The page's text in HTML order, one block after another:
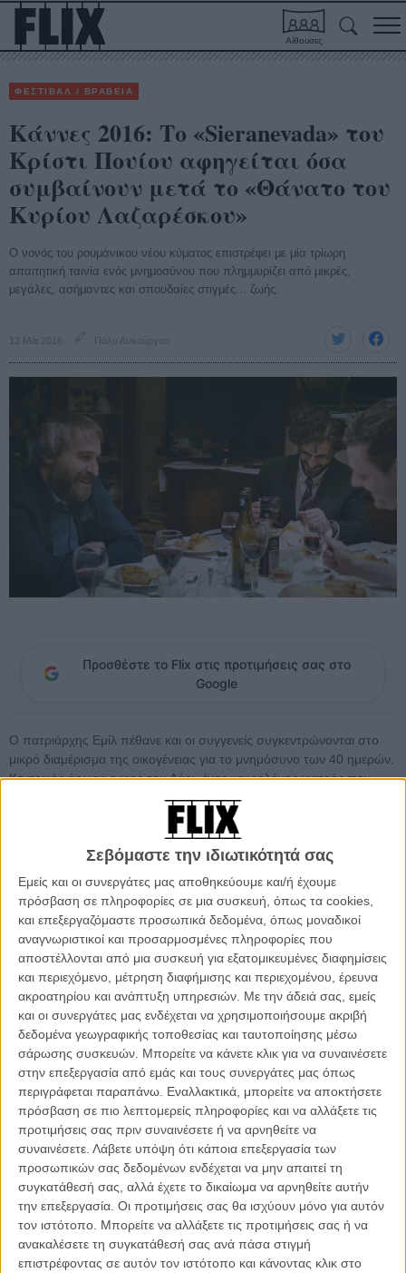
Σεβόμαστε την ιδιωτικότητά σας
Εμείς και οι συνεργάτες μας αποθηκεύουμε και/ή έχουμε
πρόσβαση σε πληροφορίες σε μια συσκευή, όπως τα cookies,
και επεξεργαζόμαστε προσωπικά δεδομένα, όπως μοναδικοί
αναγνωριστικοί και προσαρμοσμένες πληροφορίες που
αποστέλλονται από μια συσκευή για εξατομικευμένες διαφημίσεις
και περιεχόμενο, μέτρηση διαφήμισης και περιεχομένου, έρευνα
ακροατηρίου και ανάπτυξη υπηρεσιών. Με την άδειά σας, εμείς
και οι συνεργάτες μας ενδέχεται να χρησιμοποιήσουμε ακριβή
δεδομένα γεωγραφικής τοποθεσίας και ταυτοποίησης μέσω
σάρωσης συσκευών. Μπορείτε να κάνετε κλικ για να συναινέσετε
στην επεξεργασία από εμάς και τους συνεργάτες μας όπως
περιγράφεται παραπάνω. Εναλλακτικά, μπορείτε να αποκτήσετε
πρόσβαση σε πιο λεπτομερείς πληροφορίες και να αλλάξετε τις
προτιμήσεις σας πριν συναινέσετε ή να αρνηθείτε να
συναινέσετε. Λάβετε υπόψη ότι κάποια επεξεργασία των
προσωπικών σας δεδομένων ενδέχεται να μην απαιτεί τη
συγκατάθεσή σας, αλλά έχετε το δικαίωμα να αρνηθείτε αυτήν
την επεξεργασία. Οι προτιμήσεις σας θα ισχύουν μόνο για αυτόν
τον ιστότοπο. Μπορείτε να αλλάξετε τις προτιμήσεις σας ή να
ανακαλέσετε τη συγκατάθεσή σας ανά πάσα στιγμή
επιστρέφοντας σε αυτόν τον ιστότοπο και κάνοντας κλικ στο
Αίθουσες
ΦΕΣΤΙΒΑΛ / ΒΡΑΒΕΙΑ
Κάννες 2016: Tο «Sieranevada» του
Κρίστι Πουίου αφηγείται όσα
συμβαίνουν μετά το «Θάνατο του
Κυρίου Λαζαρέσκου»
Ο νονός του ρουμάνικου νέου κύματος επιστρέφει με μία τρίωρη
απαιτητική ταινία ενός μνημοσύνου που πλημμυρίζει από μικρές,
μεγάλες, ασήμαντες και σπουδαίες στιγμές... ζωής.
12 Μάι 2016 Πόλυ Λυκούργου
Προσθέστε το Flix στις προτιμήσεις σας στο
Google
Ο πατριάρχης Εμίλ πέθανε και οι συγγενείς συγκεντρώνονται στο
μικρό διαμέρισμα της οικογένειας για το μνημόσυνο των 40 ημερών.
Κεντρικός ήρωας ο γιος του Λάρι, ένας νευρολόγος γιατρός που
καταφθάνει με την γκρινιάρα γυναίκα του Σάντρα
ονειρεύεται διακοπές σε εξωτικά μέρα και κάπου εκεί κρύβεται και το
για να συναντήσει την τυπική βαλκάνια μάνα, τον
στρατιωτικό αδελφό του, την κομμουνίστρια γειτόνισσα, την
παρακολουθεί και να αναλύει πολιτικές θεωρίες συνωμοσίας για τα
μεγάλα γεγονότα που συγκλονίζουν Ανατολή και Δύση. Εγκλειστοι
σε αυτό το διαμέρισμα κι εμείς, περιμένουμε τον αργοπορημένο
ιερέα και τη στιγμή του δείπνου, σ' ένα τραπέζι που στρώνεται και
ξεστρώνεται, σε κατσαρόλες που ανοίγουν και κλείνου, σε έθιμα
που τηρούνται ή όχι. Αυτό το μωσαϊκό χαρακτήρων, οι συζητήσεις,
οι καυγάδες, οι εξομολογήσεις, οι μικρές, ασήμαντες στιγμές τους
μάς δίνουν την εικόνα όσων ο Εμίλ άφησε πίσω. Τη ζωή.
Διαβάστε αναλυτικά όλα όσα πρέπει να γνωρίζετε για το 69ο
Φεστιβάλ Καννών σαν να είστε εκεί, στο ειδικό τμήμα του Flix
που ανανεώνεται συνεχώς